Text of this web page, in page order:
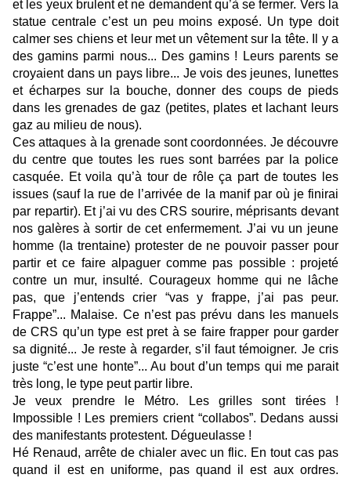
et les yeux brulent et ne demandent qu’à se fermer. Vers la
statue centrale c’est un peu moins exposé. Un type doit
calmer ses chiens et leur met un vêtement sur la tête. Il y a
des gamins parmi nous... Des gamins ! Leurs parents se
croyaient dans un pays libre... Je vois des jeunes, lunettes
et écharpes sur la bouche, donner des coups de pieds
dans les grenades de gaz (petites, plates et lachant leurs
gaz au milieu de nous).
Ces attaques à la grenade sont coordonnées. Je découvre
du centre que toutes les rues sont barrées par la police
casquée. Et voila qu’à tour de rôle ça part de toutes les
issues (sauf la rue de l’arrivée de la manif par où je finirai
par repartir). Et j’ai vu des CRS sourire, méprisants devant
nos galères à sortir de cet enfermement. J’ai vu un jeune
homme (la trentaine) protester de ne pouvoir passer pour
partir et ce faire alpaguer comme pas possible : projeté
contre un mur, insulté. Courageux homme qui ne lâche
pas, que j’entends crier “vas y frappe, j’ai pas peur.
Frappe”... Malaise. Ce n’est pas prévu dans les manuels
de CRS qu’un type est pret à se faire frapper pour garder
sa dignité... Je reste à regarder, s’il faut témoigner. Je cris
juste “c’est une honte”... Au bout d’un temps qui me parait
très long, le type peut partir libre.
Je veux prendre le Métro. Les grilles sont tirées !
Impossible ! Les premiers crient “collabos”. Dedans aussi
des manifestants protestent. Dégueulasse !
Hé Renaud, arrête de chialer avec un flic. En tout cas pas
quand il est en uniforme, pas quand il est aux ordres.